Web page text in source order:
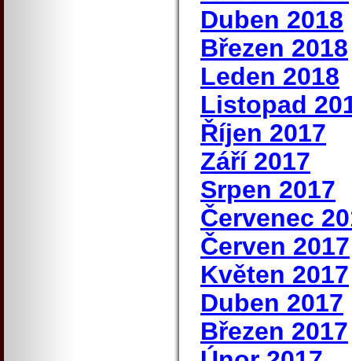
Duben 2018
Březen 2018
Leden 2018
Listopad
Říjen 2017
Září 2017
Srpen 2017
Červenec
Červen 2017
Květen 2017
Duben 2017
Březen 2017